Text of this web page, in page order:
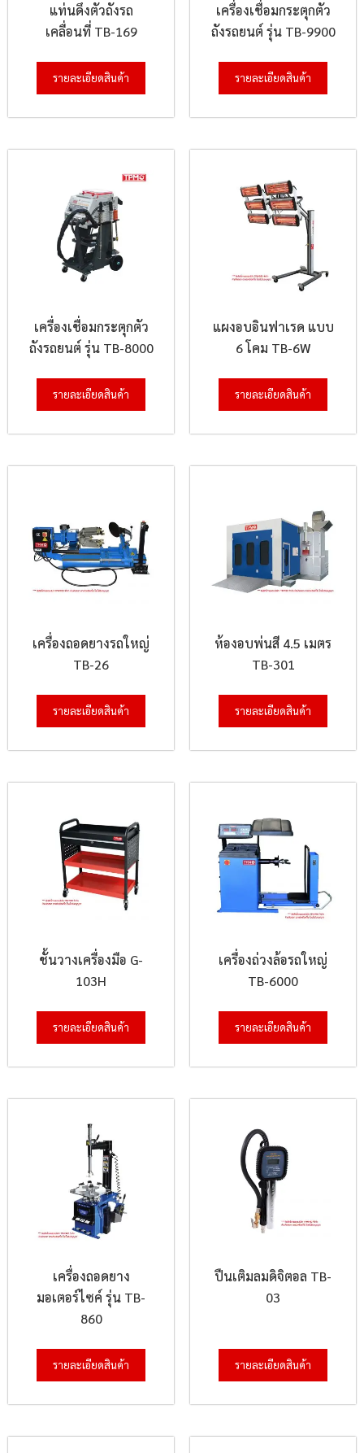
แท่นดึงตัวถังรถ
เคลื่อนที่ TB-169
รายละเอียดสินค้า
เครื่องเชื่อมกระตุกตัว
ถังรถยนต์ รุ่น TB-9900
รายละเอียดสินค้า
เครื่องเชื่อมกระตุกตัว
ถังรถยนต์ รุ่น TB-8000
รายละเอียดสินค้า
แผงอบอินฟาเรด แบบ
6 โคม TB-6W
รายละเอียดสินค้า
เครื่องถอดยางรถใหญ่
TB-26
รายละเอียดสินค้า
ห้องอบพ่นสี 4.5 เมตร
TB-301
รายละเอียดสินค้า
ชั้นวางเครื่องมือ G-
103H
รายละเอียดสินค้า
เครื่องถ่วงล้อรถใหญ่
TB-6000
รายละเอียดสินค้า
เครื่องถอดยาง
มอเตอร์ไซค์ รุ่น TB-
860
รายละเอียดสินค้า
ปืนเติมลมดิจิตอล TB-
03
รายละเอียดสินค้า